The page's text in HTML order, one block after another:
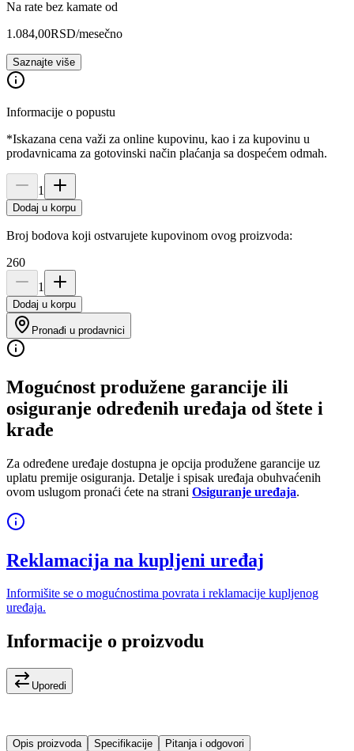
Na rate bez kamate od
1.084,00RSD/mesečno
Saznajte više
Informacije o popustu
*Iskazana cena važi za online kupovinu, kao i za kupovinu u
prodavnicama za gotovinski način plaćanja sa dospećem odmah.
1
Dodaj u korpu
Broj bodova koji ostvarujete kupovinom ovog proizvoda:
260
1
Dodaj u korpu
Pronađi u prodavnici
Mogućnost produžene garancije ili
osiguranje određenih uređaja od štete i
krađe
Za određene uređaje dostupna je opcija produžene garancije uz
uplatu premije osiguranja. Detalje i spisak uređaja obuhvaćenih
ovom uslugom pronaći ćete na strani Osiguranje uređaja.
Reklamacija na kupljeni uređaj
Informišite se o mogućnostima povrata i reklamacije kupljenog
uređaja.
Informacije o proizvodu
Uporedi
Opis proizvoda Specifikacije Pitanja i odgovori